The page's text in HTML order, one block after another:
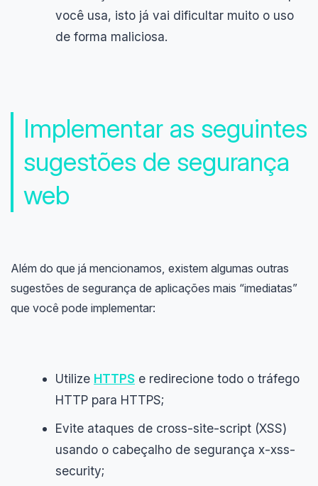
você usa, isto já vai dificultar muito o uso
de forma maliciosa.
Implementar as seguintes
sugestões de segurança
web
Além do que já mencionamos, existem algumas outras
sugestões de segurança de aplicações mais “imediatas”
que você pode implementar:
Utilize HTTPSe redirecione todo o tráfego
HTTP para HTTPS;
Evite ataques de cross-site-script (XSS)
usando o cabeçalho de segurança x-xss-
security;